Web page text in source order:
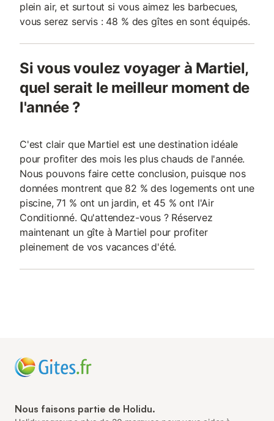
plein air, et surtout si vous aimez les barbecues,
vous serez servis : 48 % des gîtes en sont équipés.
Si vous voulez voyager à Martiel,
quel serait le meilleur moment de
l'année ?
C'est clair que Martiel est une destination idéale
pour profiter des mois les plus chauds de l'année.
Nous pouvons faire cette conclusion, puisque nos
données montrent que 82 % des logements ont une
piscine, 71 % ont un jardin, et 45 % ont l'Air
Conditionné. Qu'attendez-vous ? Réservez
maintenant un gîte à Martiel pour profiter
pleinement de vos vacances d'été.
Nous faisons partie de Holidu.